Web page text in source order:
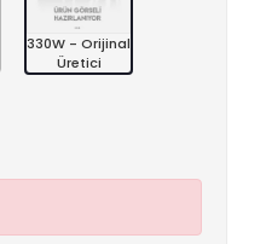
330W - Orijinal
Üretici